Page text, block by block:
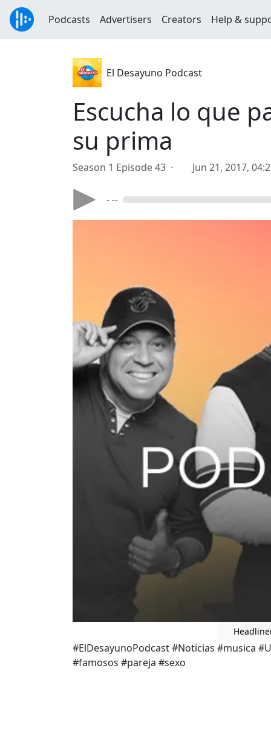
Podcasts Advertisers Creators Help &
El Desayuno Podcast
Escucha lo que
su prima
Season 1 Episode 43 · Jun 21, 2017,
- --
#ElDesayunoPodcast #Noticias #musica
#famosos #pareja #sexo